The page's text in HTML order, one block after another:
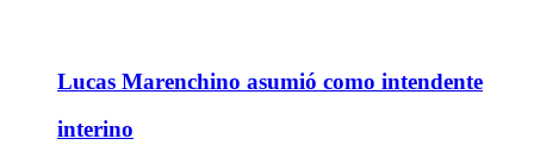
Lucas Marenchino asumió como intendente
interino